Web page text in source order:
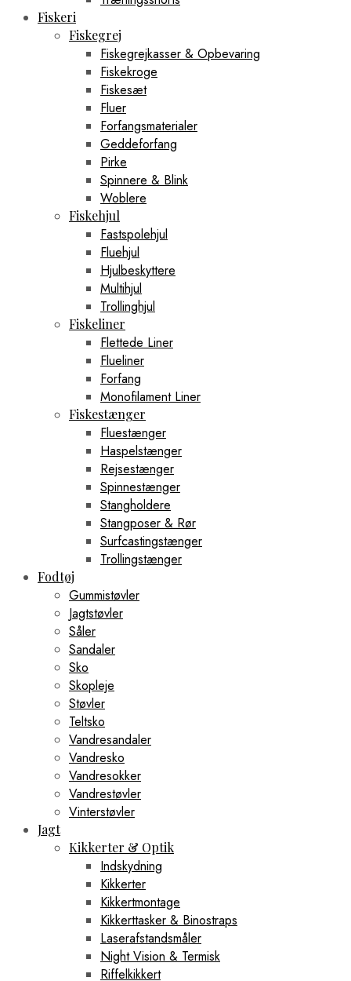
Fiskeri
Fiskegrej
Fiskegrejkasser & Opbevaring
Fiskekroge
Fiskesæt
Fluer
Forfangsmaterialer
Geddeforfang
Pirke
Spinnere & Blink
Woblere
Fiskehjul
Fastspolehjul
Fluehjul
Hjulbeskyttere
Multihjul
Trollinghjul
Fiskeliner
Flettede Liner
Flueliner
Forfang
Monofilament Liner
Fiskestænger
Fluestænger
Haspelstænger
Rejsestænger
Spinnestænger
Stangholdere
Stangposer & Rør
Surfcastingstænger
Trollingstænger
Fodtøj
Gummistøvler
Jagtstøvler
Såler
Sandaler
Sko
Skopleje
Støvler
Teltsko
Vandresandaler
Vandresko
Vandresokker
Vandrestøvler
Vinterstøvler
Jagt
Kikkerter & Optik
Indskydning
Kikkerter
Kikkertmontage
Kikkerttasker & Binostraps
Laserafstandsmåler
Night Vision & Termisk
Riffelkikkert